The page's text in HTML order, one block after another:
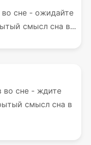
во сне - ожидайте
смысл сна в...
во сне - ждите
смысл сна в